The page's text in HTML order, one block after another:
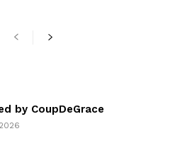
by CoupDeGrace